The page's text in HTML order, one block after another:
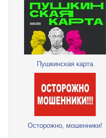
Пушкинская карта
Осторожно, мошенники!